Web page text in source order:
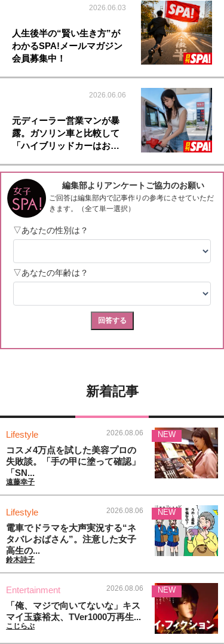
2026.06.03
人生後半の“賢い生き方”が
わかるSPA!メールマガジン
会員募集中！
2026.06.06
元ディーラー営業マンが暴
露。ガソリン車と比較して
「ハイブリッドカーはお…
新着記事
Lifestyle 2026.08.06
コスメ4万点を試した美容プロの
失敗談。「手の甲に塗って確認」
「SN...
遠藤幸子
NEW
Lifestyle 2026.08.06
電車でドラマを大声実況する“ネ
タバレおばさん”。注意した女子
高生の...
鈴木詩子
NEW
Entertainment 2026.08.06
「俺、マジで向いてないな」キス
マイ玉森裕太、TVer1000万再生...
こじらぶ
NEW